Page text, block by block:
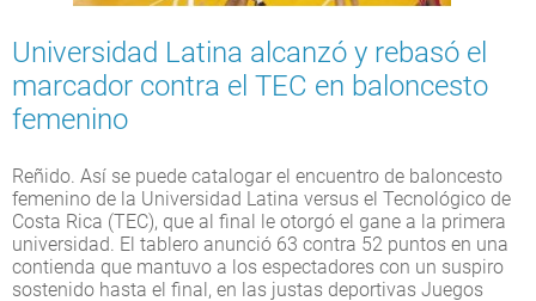
Universidad Latina alcanzó y rebasó el
marcador contra el TEC en baloncesto
femenino
Reñido. Así se puede catalogar el encuentro de baloncesto
femenino de la Universidad Latina versus el Tecnológico de
Costa Rica (TEC), que al final le otorgó el gane a la primera
universidad. El tablero anunció 63 contra 52 puntos en una
contienda que mantuvo a los espectadores con un suspiro
sostenido hasta el final, en las justas deportivas Juegos